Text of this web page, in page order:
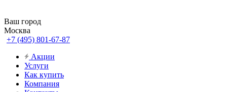
Ваш город
Москва
+7 (495) 801-67-87
Акции
Услуги
Как купить
Компания